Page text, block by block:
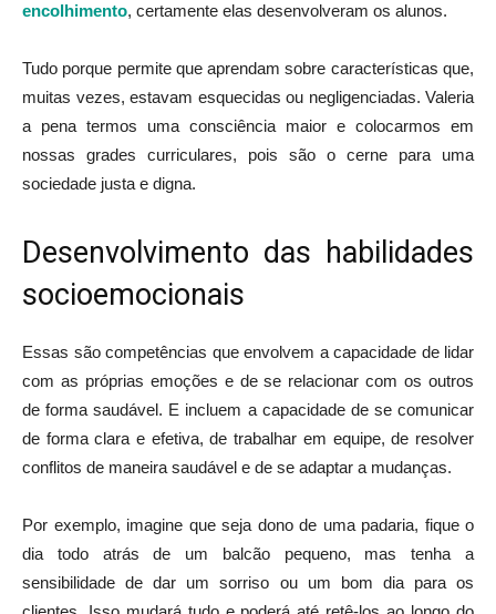
encolhimento, certamente elas desenvolveram os alunos.
Tudo porque permite que aprendam sobre características que,
muitas vezes, estavam esquecidas ou negligenciadas. Valeria
a pena termos uma consciência maior e colocarmos em
nossas grades curriculares, pois são o cerne para uma
sociedade justa e digna.
Desenvolvimento das habilidades
socioemocionais
Essas são competências que envolvem a capacidade de lidar
com as próprias emoções e de se relacionar com os outros
de forma saudável. E incluem a capacidade de se comunicar
de forma clara e efetiva, de trabalhar em equipe, de resolver
conflitos de maneira saudável e de se adaptar a mudanças.
Por exemplo, imagine que seja dono de uma padaria, fique o
dia todo atrás de um balcão pequeno, mas tenha a
sensibilidade de dar um sorriso ou um bom dia para os